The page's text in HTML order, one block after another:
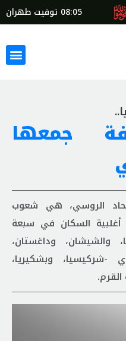
08:05 توقيت طهران
جمعها
الاتحاد الروسي، هي شعوب
السكان في سبعة
والشيشان، وداغستان،
-شركيسيا، وبشكيريا،